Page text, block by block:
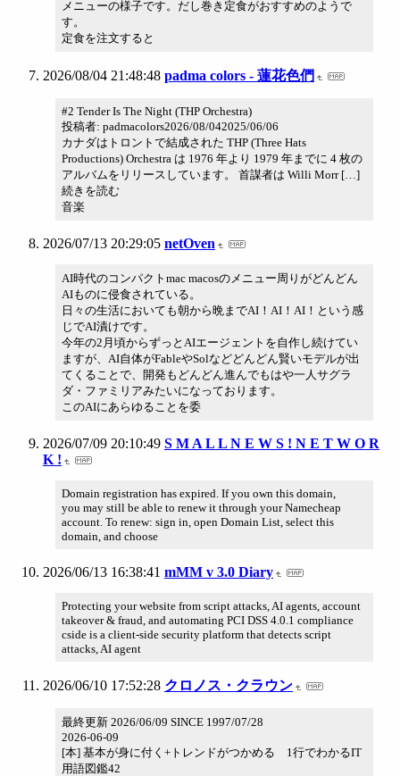
メニューの様子です。だし巻き定食がおすすめのようで
す。
定食を注文すると
2026/08/04 21:48:48 padma colors - 蓮花色們
#2 Tender Is The Night (THP Orchestra)
投稿者: padmacolors2026/08/042025/06/06
カナダはトロントで結成された THP (Three Hats
Productions) Orchestra は 1976 年より 1979 年までに 4 枚の
アルバムをリリースしています。 首謀者は Willi Morr […]
続きを読む
音楽
2026/07/13 20:29:05 netOven
AI時代のコンパクトmac macosのメニュー周りがどんどん
AIものに侵食されている。
日々の生活においても朝から晩までAI！AI！AI！という感
じでAI漬けです。
今年の2月頃からずっとAIエージェントを自作し続けてい
ますが、AI自体がFableやSolなどどんどん賢いモデルが出
てくることで、開発もどんどん進んでもはや一人サグラ
ダ・ファミリアみたいになっております。
このAIにあらゆることを委
2026/07/09 20:10:49 S M A L L N E W S ! N E T W O R
K !
Domain registration has expired. If you own this domain,
you may still be able to renew it through your Namecheap
account. To renew: sign in, open Domain List, select this
domain, and choose
2026/06/13 16:38:41 mMM v 3.0 Diary
Protecting your website from script attacks, AI agents, account
takeover & fraud, and automating PCI DSS 4.0.1 compliance
cside is a client-side security platform that detects script
attacks, AI agent
2026/06/10 17:52:28 クロノス・クラウン
最終更新 2026/06/09 SINCE 1997/07/28
2026-06-09
[本] 基本が身に付く+トレンドがつかめる 1行でわかるIT
用語図鑑42